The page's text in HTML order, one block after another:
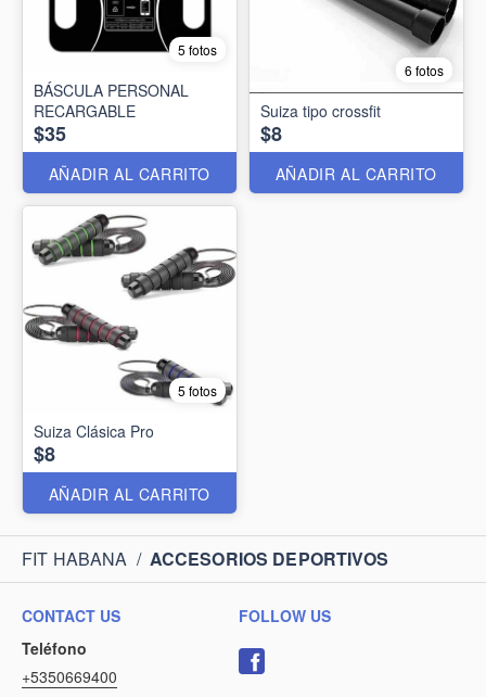
5 fotos
BÁSCULA PERSONAL
RECARGABLE
$35
AÑADIR AL CARRITO
6 fotos
Suiza tipo crossfit
$8
AÑADIR AL CARRITO
5 fotos
Suiza Clásica Pro
$8
AÑADIR AL CARRITO
FIT HABANA / ACCESORIOS DEPORTIVOS
CONTACT US
Teléfono
+5350669400
FOLLOW US